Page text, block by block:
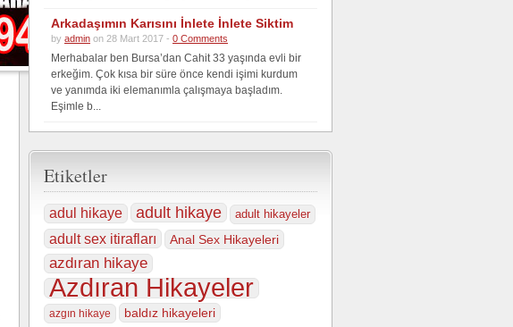
Arkadaşımın Karısını İnlete İnlete Siktim
by admin on 28 Mart 2017 - 0 Comments
Merhabalar ben Bursa’dan Cahit 33 yaşında evli bir
erkeğim. Çok kısa bir süre önce kendi işimi kurdum
ve yanımda iki elemanımla çalışmaya başladım.
Eşimle b...
Etiketler
adul hikaye adult hikaye adult hikayeler
adult sex itirafları Anal Sex Hikayeleri
azdıran hikaye
Azdıran Hikayeler
azgın hikaye
baldız hikayeleri